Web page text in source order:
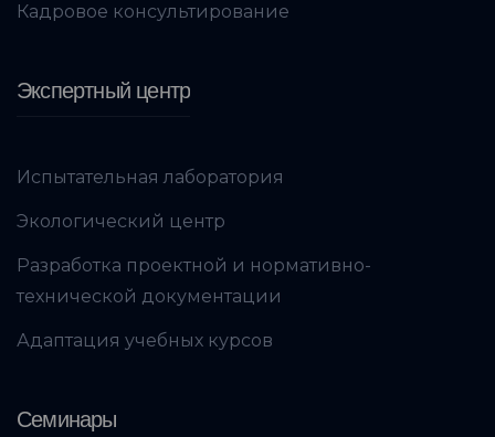
Кадровое консультирование
Экспертный центр
Испытательная лаборатория
Экологический центр
Разработка проектной и нормативно-
технической документации
Адаптация учебных курсов
Семинары